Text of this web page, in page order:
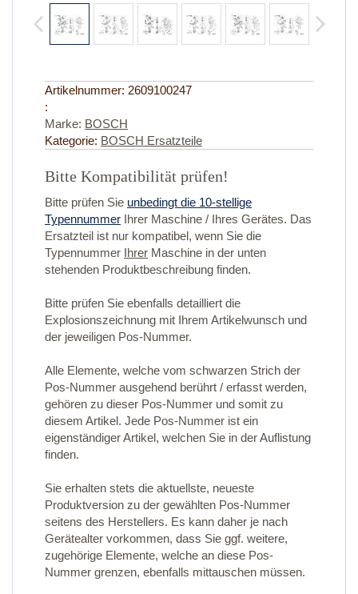
Artikelnummer: 2609100247
:
Marke: BOSCH
Kategorie: BOSCH Ersatzteile
Bitte Kompatibilität prüfen!
Bitte prüfen Sie unbedingt die 10-stellige
Typennummer Ihrer Maschine / Ihres Gerätes. Das
Ersatzteil ist nur kompatibel, wenn Sie die
Typennummer Ihrer Maschine in der unten
stehenden Produktbeschreibung finden.
Bitte prüfen Sie ebenfalls detailliert die
Explosionszeichnung mit Ihrem Artikelwunsch und
der jeweiligen Pos-Nummer.
Alle Elemente, welche vom schwarzen Strich der
Pos-Nummer ausgehend berührt / erfasst werden,
gehören zu dieser Pos-Nummer und somit zu
diesem Artikel. Jede Pos-Nummer ist ein
eigenständiger Artikel, welchen Sie in der Auflistung
finden.
Sie erhalten stets die aktuellste, neueste
Produktversion zu der gewählten Pos-Nummer
seitens des Herstellers. Es kann daher je nach
Gerätealter vorkommen, dass Sie ggf. weitere,
zugehörige Elemente, welche an diese Pos-
Nummer grenzen, ebenfalls mittauschen müssen.